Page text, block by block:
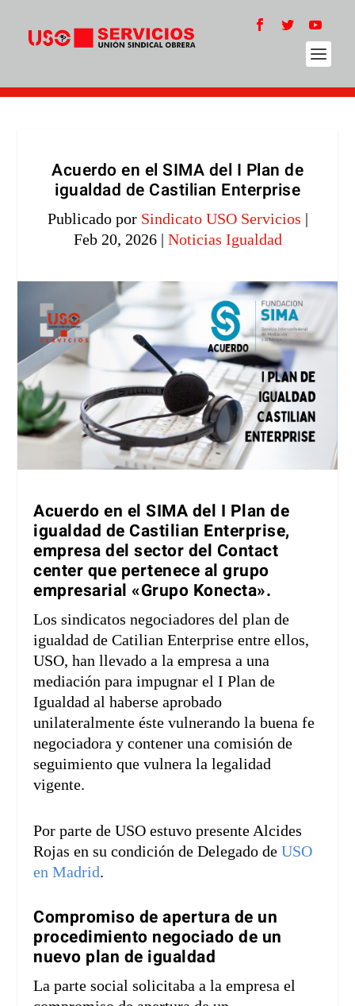
Acuerdo en el SIMA del I Plan de
igualdad de Castilian Enterprise
Publicado por Sindicato USO Servicios |
Feb 20, 2026| Noticias Igualdad
Acuerdo en el SIMA del I Plan de
igualdad de Castilian Enterprise,
empresa del sector del Contact
center que pertenece al grupo
empresarial «Grupo Konecta».
Los sindicatos negociadores del plan de
igualdad de Catilian Enterprise entre ellos,
USO, han llevado a la empresa a una
mediación para impugnar el I Plan de
Igualdad al haberse aprobado
unilateralmente éste vulnerando la buena fe
negociadora y contener una comisión de
seguimiento que vulnera la legalidad
vigente.
Por parte de USO estuvo presente Alcides
Rojas en su condición de Delegado deUSO
en Madrid.
Compromiso de apertura de un
procedimiento negociado de un
nuevo plan de igualdad
La parte social solicitaba a la empresa el